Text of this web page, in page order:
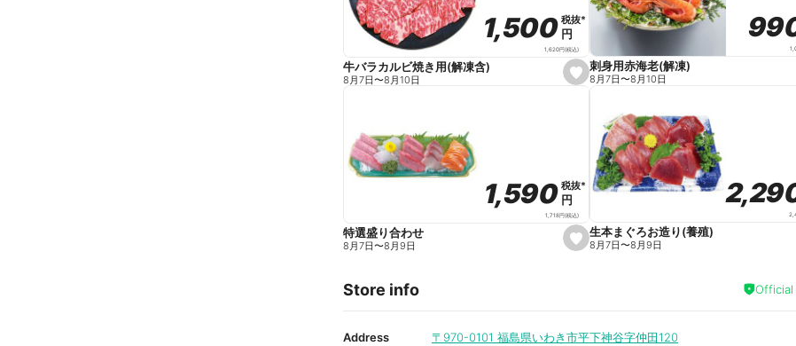
t
e
s
e
t
e
1,500
1,500税抜*
税抜*
円
円
1,620円(税込)
牛バラカルビ焼き用(解凍含)
8月7日〜8月10日
刺身用赤海老(解凍)
8月7日〜8月10日
s
e
i
1,590
1,590税抜*
税抜*
円
円
1,718円(税込)
特選盛り合わせ
8月7日〜8月9日
生本まぐろお造り(養殖)
8月7日〜8月9日
Store info
Address 〒970-0101 福島県いわき市平下神谷字仲田120